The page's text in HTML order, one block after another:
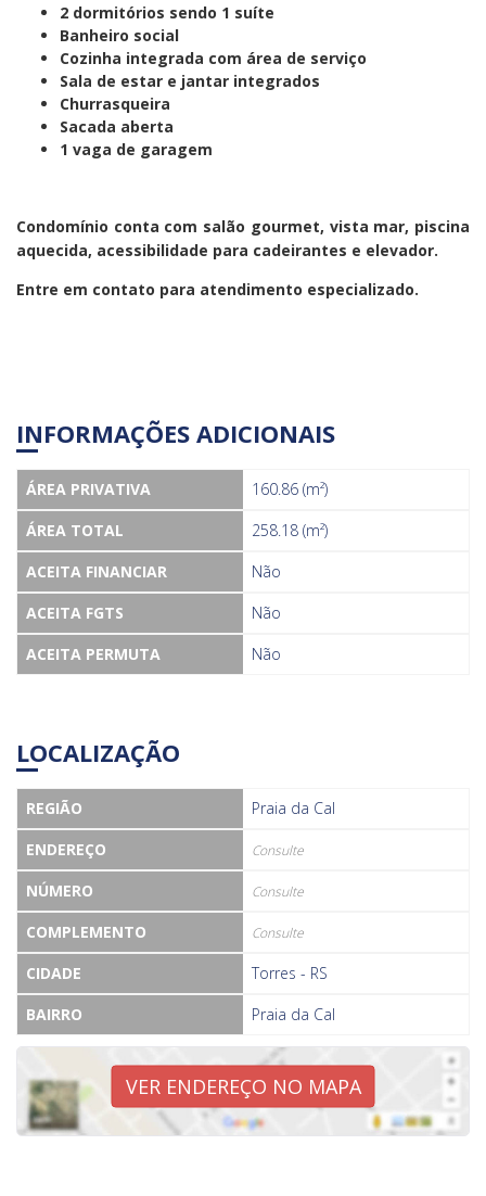
2 dormitórios sendo 1 suíte
Banheiro social
Cozinha integrada com área de serviço
Sala de estar e jantar integrados
Churrasqueira
Sacada aberta
1 vaga de garagem
Condomínio conta com salão gourmet, vista mar, piscina
aquecida, acessibilidade para cadeirantes e elevador.
Entre em contato para atendimento especializado.
INFORMAÇÕES ADICIONAIS
ÁREA PRIVATIVA
160.86 (m²)
ÁREA TOTAL
258.18 (m²)
ACEITA FINANCIAR
Não
ACEITA FGTS
Não
ACEITA PERMUTA
Não
LOCALIZAÇÃO
REGIÃO
Praia da Cal
ENDEREÇO
Consulte
NÚMERO Consulte
COMPLEMENTO Consulte
CIDADE
Torres - RS
BAIRRO
Praia da Cal
VER ENDEREÇO NO MAPA